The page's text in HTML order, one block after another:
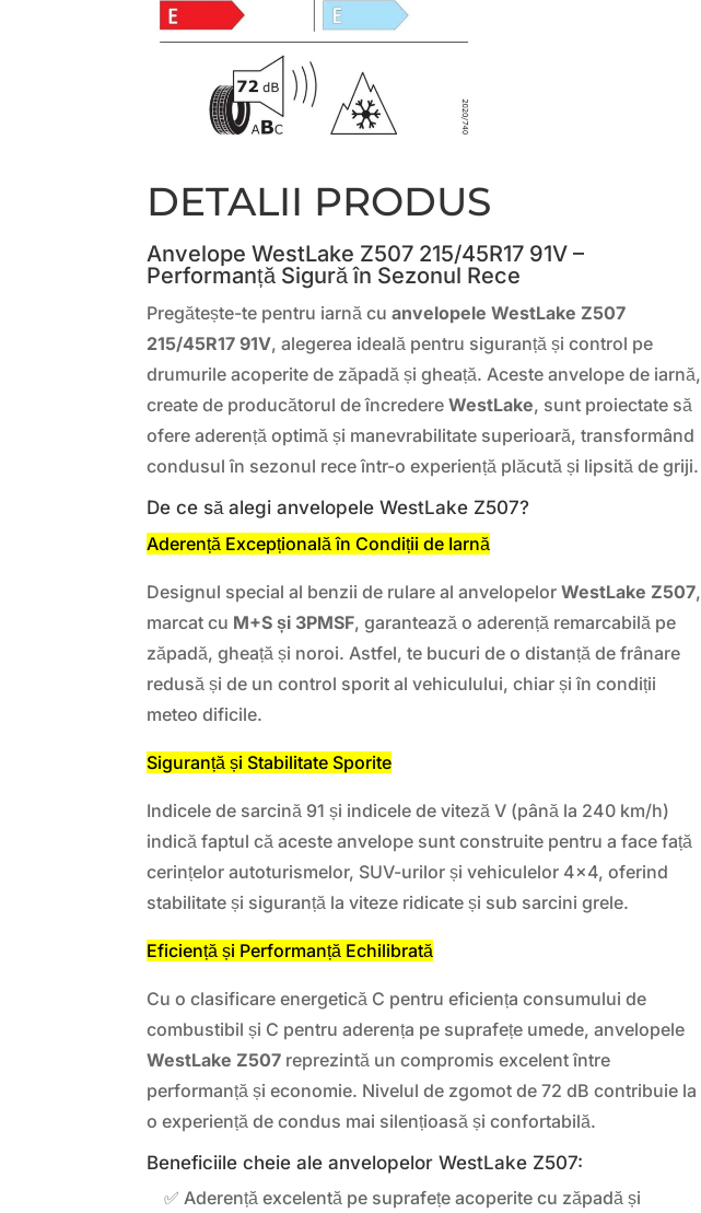
DETALII PRODUS
Anvelope WestLake Z507 215/45R17 91V –
Performanță Sigură în Sezonul Rece
Pregătește-te pentru iarnă cuanvelopele WestLake Z507
215/45R17 91V, alegerea ideală pentru siguranță și control pe
drumurile acoperite de zăpadă și gheață. Aceste anvelope de iarnă,
create de producătorul de încredereWestLake, sunt proiectate să
ofere aderență optimă și manevrabilitate superioară, transformând
condusul în sezonul rece într-o experiență plăcută și lipsită de griji.
De ce să alegi anvelopele WestLake Z507?
Aderență Excepțională în Condiții de Iarnă
Designul special al benzii de rulare al anvelopelorWestLake Z507,
marcat cu M+S și 3PMSF, garantează o aderență remarcabilă pe
zăpadă, gheață și noroi. Astfel, te bucuri de o distanță de frânare
redusă și de un control sporit al vehiculului, chiar și în condiții
meteo dificile.
Siguranță și Stabilitate Sporite
Indicele de sarcină 91 și indicele de viteză V (până la 240 km/h)
indică faptul că aceste anvelope sunt construite pentru a face față
cerințelor autoturismelor, SUV-urilor și vehiculelor 4×4, oferind
stabilitate și siguranță la viteze ridicate și sub sarcini grele.
Eficiență și Performanță Echilibrată
Cu o clasificare energetică C pentru eficiența consumului de
combustibil și C pentru aderența pe suprafețe umede, anvelopele
WestLake Z507 reprezintă un compromis excelent între
performanță și economie. Nivelul de zgomot de 72 dB contribuie la
o experiență de condus mai silențioasă și confortabilă.
Beneficiile cheie ale anvelopelor WestLake Z507:
✅ Aderență excelentă pe suprafețe acoperite cu zăpadă și